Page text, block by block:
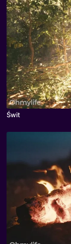
Świt